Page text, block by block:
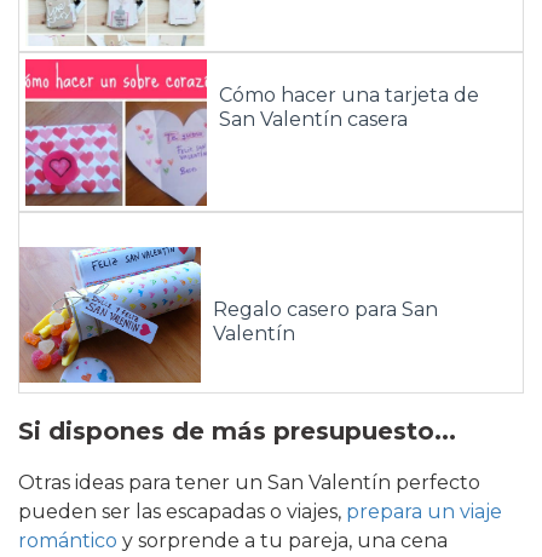
Regalo casero para San
Valentín
Cómo hacer una tarjeta de
San Valentín casera
Si dispones de más presupuesto...
Otras ideas para tener un San Valentín perfecto
pueden ser las escapadas o viajes, prepara un viaje
romántico y sorprende a tu pareja, una cena